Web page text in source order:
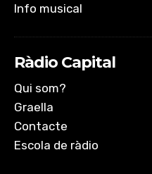
Info musical
Ràdio Capital
Qui som?
Graella
Contacte
Escola de ràdio